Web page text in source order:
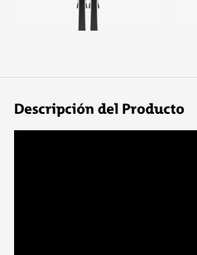
Descripción del Producto